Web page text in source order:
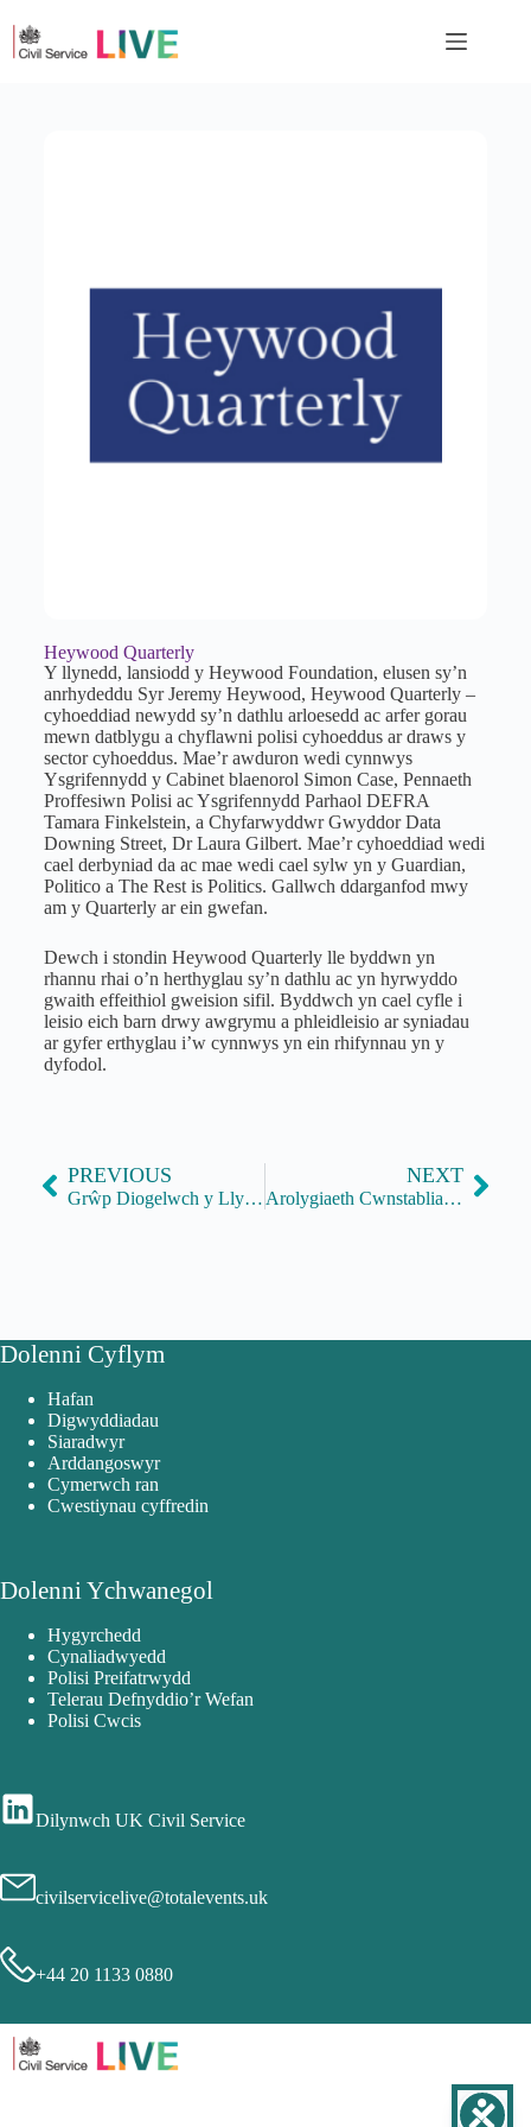
Heywood Quarterly
Y llynedd, lansiodd y Heywood Foundation, elusen sy’n
anrhydeddu Syr Jeremy Heywood, Heywood Quarterly –
cyhoeddiad newydd sy’n dathlu arloesedd ac arfer gorau
mewn datblygu a chyflawni polisi cyhoeddus ar draws y
sector cyhoeddus. Mae’r awduron wedi cynnwys
Ysgrifennydd y Cabinet blaenorol Simon Case, Pennaeth
Proffesiwn Polisi ac Ysgrifennydd Parhaol DEFRA
Tamara Finkelstein, a Chyfarwyddwr Gwyddor Data
Downing Street, Dr Laura Gilbert. Mae’r cyhoeddiad wedi
cael derbyniad da ac mae wedi cael sylw yn y Guardian,
Politico a The Rest is Politics. Gallwch ddarganfod mwy
am y Quarterly ar ein gwefan.
Dewch i stondin Heywood Quarterly lle byddwn yn
rhannu rhai o’n herthyglau sy’n dathlu ac yn hyrwyddo
gwaith effeithiol gweision sifil. Byddwch yn cael cyfle i
leisio eich barn drwy awgrymu a phleidleisio ar syniadau
ar gyfer erthyglau i’w cynnwys yn ein rhifynnau yn y
dyfodol.
PREVIOUS
Grŵp Diogelwch y Llywodraeth
NEXT
Arolygiaeth Cwnstabliaeth a Gwasanaethau Tân ac Achub Ei Fawrhydi
Dolenni Cyflym
Hafan
Digwyddiadau
Siaradwyr
Arddangoswyr
Cymerwch ran
Cwestiynau cyffredin
Dolenni Ychwanegol
Hygyrchedd
Cynaliadwyedd
Polisi Preifatrwydd
Telerau Defnyddio’r Wefan
Polisi Cwcis
Dilynwch UK Civil Service
civilservicelive@totalevents.uk
+44 20 1133 0880